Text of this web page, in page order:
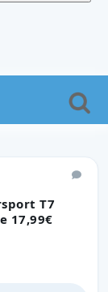
T7
17,99€